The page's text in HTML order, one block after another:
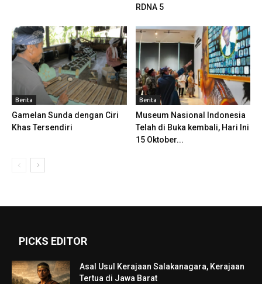
RDNA 5
Berita
Gamelan Sunda dengan Ciri
Khas Tersendiri
Berita
Museum Nasional Indonesia
Telah di Buka kembali, Hari Ini
15 Oktober...
PICKS EDITOR
Asal Usul Kerajaan Salakanagara, Kerajaan
Tertua di Jawa Barat